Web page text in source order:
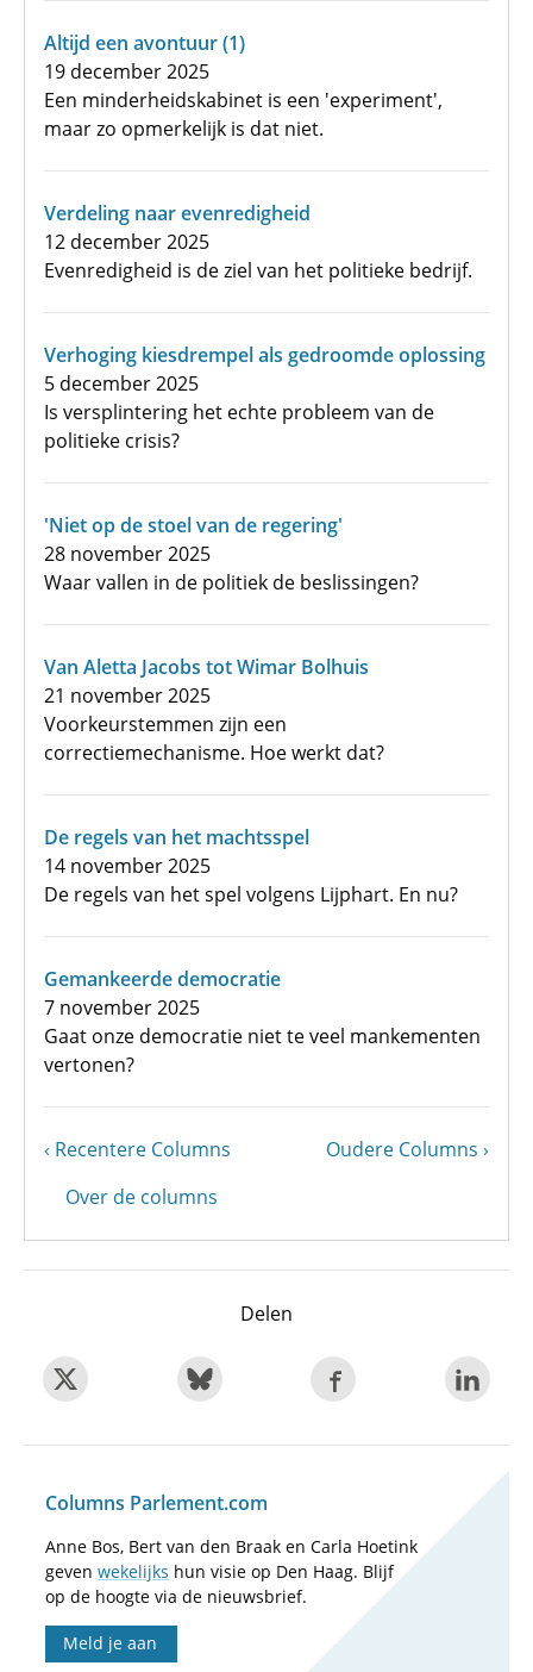
Altijd een avontuur (1)
19 december 2025
Een minderheidskabinet is een 'experiment',
maar zo opmerkelijk is dat niet.
Verdeling naar evenredigheid
12 december 2025
Evenredigheid is de ziel van het politieke bedrijf.
Verhoging kiesdrempel als gedroomde oplossing
5 december 2025
Is versplintering het echte probleem van de
politieke crisis?
'Niet op de stoel van de regering'
28 november 2025
Waar vallen in de politiek de beslissingen?
Van Aletta Jacobs tot Wimar Bolhuis
21 november 2025
Voorkeurstemmen zijn een
correctiemechanisme. Hoe werkt dat?
De regels van het machtsspel
14 november 2025
De regels van het spel volgens Lijphart. En nu?
Gemankeerde democratie
7 november 2025
Gaat onze democratie niet te veel mankementen
vertonen?
Vorige
Recentere Columns
Volgende
Oudere Columns
Over de columns
Delen
Columns Parlement.com
Anne Bos, Bert van den Braak en Carla Hoetink
geven wekelijks hun visie op Den Haag. Blijf
op de hoogte via de nieuwsbrief.
Meld je aan